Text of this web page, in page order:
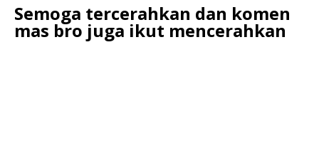
Semoga tercerahkan dan komen
mas bro juga ikut mencerahkan